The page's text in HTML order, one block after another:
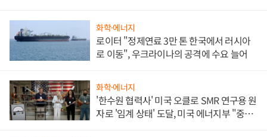
화학·에너지
로이터 "정제연료 3만 톤 한국에서 러시아
로 이동", 우크라이나의 공격에 수요 늘어
화학·에너지
'한수원 협력사' 미국 오클로 SMR 연구용 원
자로 '임계 상태' 도달, 미국 에너지부 "중요